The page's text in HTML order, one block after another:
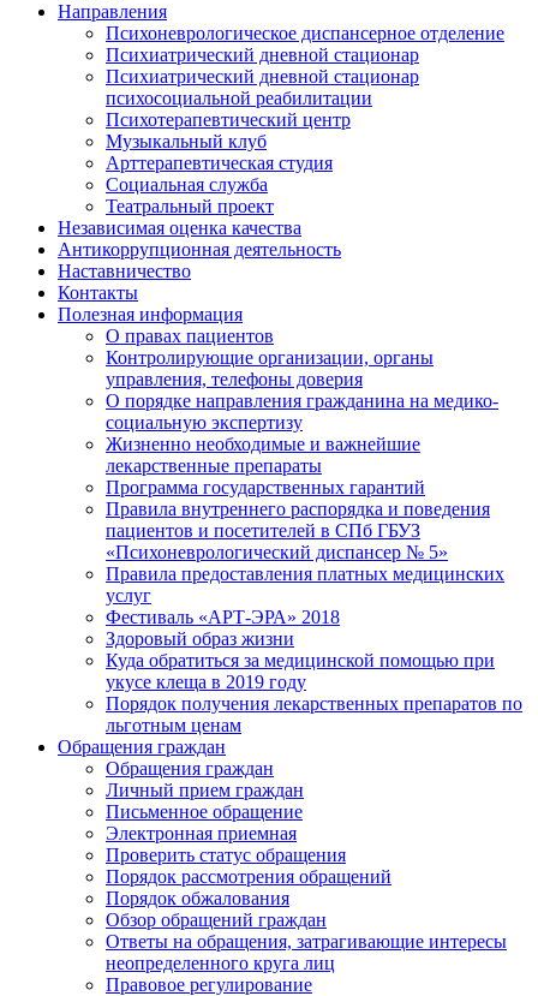
Направления
Психоневрологическое диспансерное отделение
Психиатрический дневной стационар
Психиатрический дневной стационар
психосоциальной реабилитации
Психотерапевтический центр
Музыкальный клуб
Арттерапевтическая студия
Социальная служба
Театральный проект
Независимая оценка качества
Антикоррупционная деятельность
Наставничество
Контакты
Полезная информация
О правах пациентов
Контролирующие организации, органы
управления, телефоны доверия
О порядке направления гражданина на медико-
социальную экспертизу
Жизненно необходимые и важнейшие
лекарственные препараты
Программа государственных гарантий
Правила внутреннего распорядка и поведения
пациентов и посетителей в СПб ГБУЗ
«Психоневрологический диспансер № 5»
Правила предоставления платных медицинских
услуг
Фестиваль «АРТ-ЭРА» 2018
Здоровый образ жизни
Куда обратиться за медицинской помощью при
укусе клеща в 2019 году
Порядок получения лекарственных препаратов по
льготным ценам
Обращения граждан
Обращения граждан
Личный прием граждан
Письменное обращение
Электронная приемная
Проверить статус обращения
Порядок рассмотрения обращений
Порядок обжалования
Обзор обращений граждан
Ответы на обращения, затрагивающие интересы
неопределенного круга лиц
Правовое регулирование